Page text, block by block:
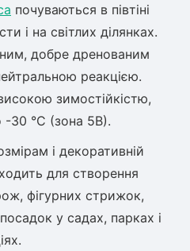
почуваються в півтіні
і на світлих ділянках.
добре дренованим
реакцією.
зимостійкістю,
30 °C (зона 5B).
і декоративній
для створення
фігурних стрижок,
у садах, парках і